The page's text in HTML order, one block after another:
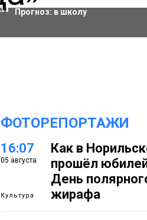
Прогноз: в школу
ФОТОРЕПОРТАЖИ
16:07
05 августа
Культура
Как в
прошёл
День
жирафа